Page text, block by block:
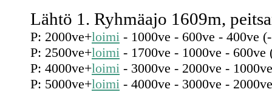
Lähtö 1. Ryhmäajo 1609m,
P: 2000ve+loimi - 1000ve - 600ve - 400ve
P: 2500ve+loimi - 1700ve - 1000ve - 600ve
P: 4000ve+loimi - 3000ve - 2000ve -
P: 5000ve+loimi - 4000ve - 3000ve -